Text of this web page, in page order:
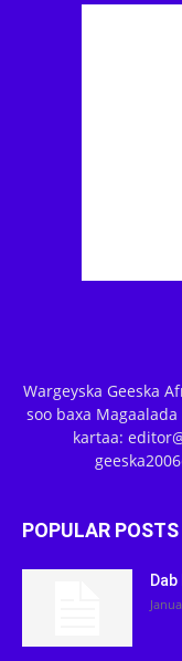
Wargeyska Geeska
soo baxa
kartaa:
POPULAR POSTS